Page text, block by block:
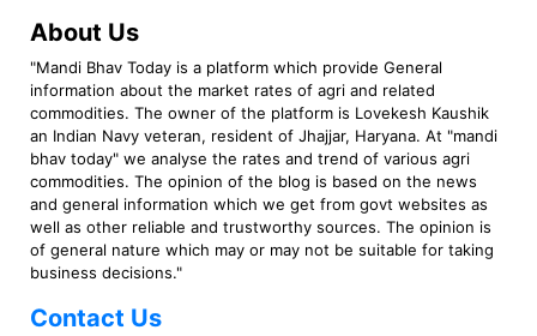
About Us
"Mandi Bhav Today is a platform which provide General
information about the market rates of agri and related
commodities. The owner of the platform is Lovekesh Kaushik
an Indian Navy veteran, resident of Jhajjar, Haryana. At "mandi
bhav today" we analyse the rates and trend of various agri
commodities. The opinion of the blog is based on the news
and general information which we get from govt websites as
well as other reliable and trustworthy sources. The opinion is
of general nature which may or may not be suitable for taking
business decisions."
Contact Us